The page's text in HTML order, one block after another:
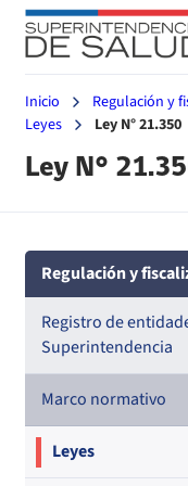
Inicio Regulación y
Leyes
Ley N° 21.350
Ley N°
Regulación y
Registro de
Superintendencia
Registro de
Nacional
Registro de
Marco normativo
Leyes